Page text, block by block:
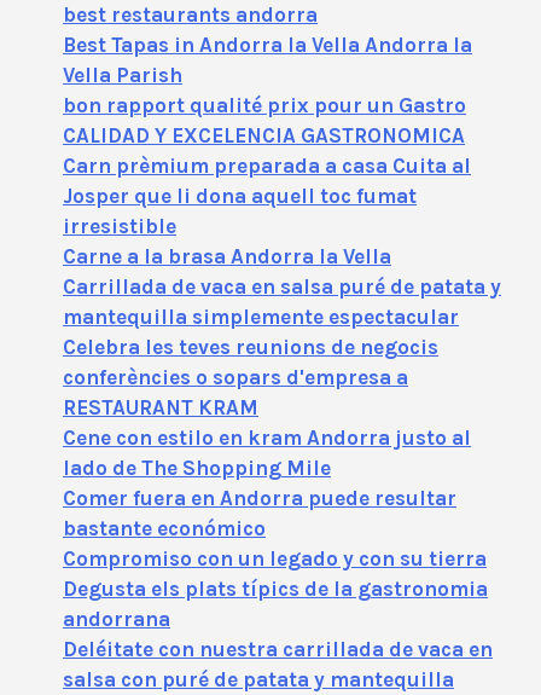
best restaurants andorra
Best Tapas in Andorra la Vella Andorra la
Vella Parish
bon rapport qualité prix pour un Gastro
CALIDAD Y EXCELENCIA GASTRONOMICA
Carn prèmium preparada a casa Cuita al
Josper que li dona aquell toc fumat
irresistible
Carne a la brasa Andorra la Vella
Carrillada de vaca en salsa puré de patata y
mantequilla simplemente espectacular
Celebra les teves reunions de negocis
conferències o sopars d'empresa a
RESTAURANT KRAM
Cene con estilo en kram Andorra justo al
lado de The Shopping Mile
Comer fuera en Andorra puede resultar
bastante económico
Compromiso con un legado y con su tierra
Degusta els plats típics de la gastronomia
andorrana
Deléitate con nuestra carrillada de vaca en
salsa con puré de patata y mantequilla